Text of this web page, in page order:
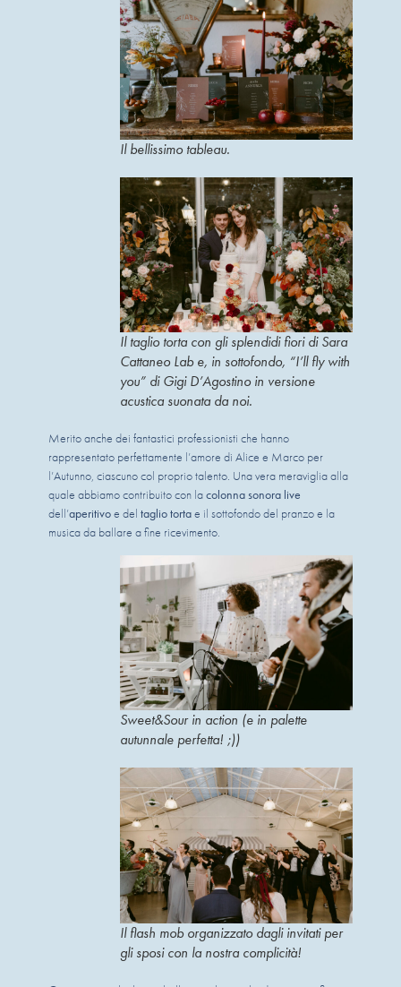
Il bellissimo tableau.
Il taglio torta con gli splendidi fiori di Sara
Cattaneo Lab e, in sottofondo, “I’ll fly with
you” di Gigi D’Agostino in versione
acustica suonata da noi.
Merito anche dei fantastici professionisti che hanno
rappresentato perfettamente l’amore di Alice e Marco per
l’Autunno, ciascuno col proprio talento. Una vera meraviglia alla
quale abbiamo contribuito con lacolonna sonora live
dell’aperitivoe del taglio tortae il sottofondo del pranzo e la
musica da ballare a fine ricevimento.
Sweet&Sour in action (e in palette
autunnale perfetta! ;))
Il flash mob organizzato dagli invitati per
gli sposi con la nostra complicità!